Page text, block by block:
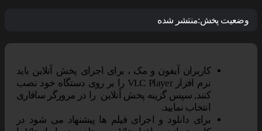
وضعیت پخش:منتشر شده
کاربران آیفون و مک ، برای اجرای پخش آنلاین باید
نرم افزار VLC Player را بر روی دستگاه خود نصب
کنند, سپس گزینه پخش آنلاین را در مرورگر سافاری
انتخاب نمایید.
برای دانلود و اجرای فیلم ها پیشنهاد می شود در